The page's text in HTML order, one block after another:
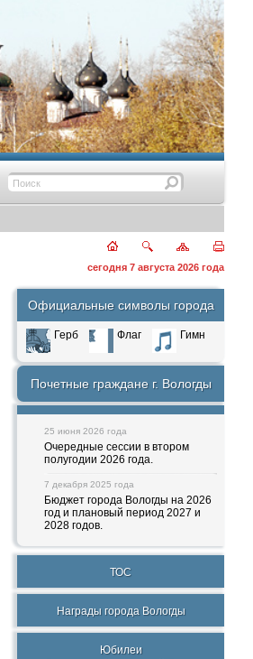
сегодня 7 августа 2026 года
Официальные символы города
Герб Флаг Гимн
Почетные граждане г. Вологды
25 июня 2026 года
Очередные сессии в втором
полугодии 2026 года.
7 декабря 2025 года
Бюджет города Вологды на 2026
год и плановый период 2027 и
2028 годов.
ТОС
Награды города Вологды
Юбилеи